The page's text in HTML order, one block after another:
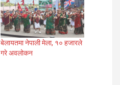
बेलायतमा नेपाली मेला, १० हजारले
गरे अवलोकन